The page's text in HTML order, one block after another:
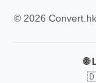
© 2026
🌐